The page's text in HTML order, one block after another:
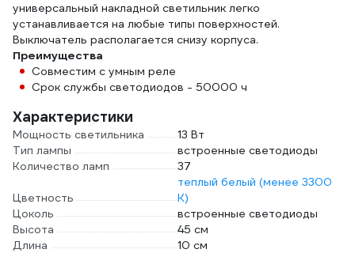
универсальный накладной светильник легко
устанавливается на любые типы поверхностей.
Выключатель располагается снизу корпуса.
Преимущества
Совместим с умным реле
Срок службы светодиодов - 50000 ч
Характеристики
Мощность светильника
13 Вт
Тип лампы
встроенные светодиоды
Количество ламп
37
Цветность
теплый белый (менее 3300
К)
Цоколь
встроенные светодиоды
Высота
45 см
Длина
10 см